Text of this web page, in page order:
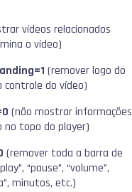
vídeos relacionados
o vídeo)
(remover logo do
controle do vídeo)
(não mostrar informações
topo do player)
(remover toda a barra de
“pause”, “volume”,
minutos, etc.)